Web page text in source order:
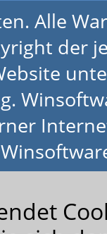
Alle
der